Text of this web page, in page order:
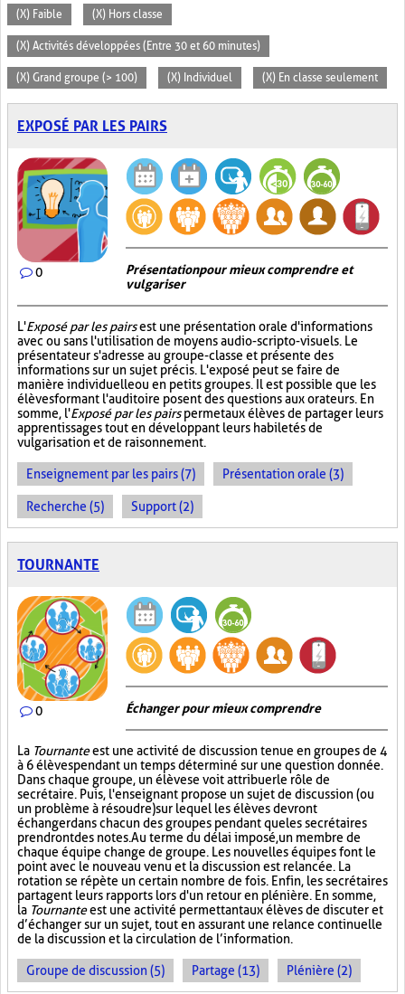
(X) Faible (X) Hors classe
(X) Activités développées (Entre 30 et 60 minutes)
(X) Grand groupe (> 100) (X) Individuel (X) En classe seulement
EXPOSÉ PAR LES PAIRS
0
Présentation pour mieux comprendre et
vulgariser
L'Exposé par les pairsest une présentation orale d'informations
avec ou sans l'utilisation de moyens audio-scripto-visuels. Le
présentateur s'adresse au groupe-classe et présente des
informations sur un sujet précis. L'exposé peut se faire de
manière individuelle ou en petits groupes. Il est possible que les
élèves formant l'auditoire posent des questions aux orateurs. En
somme, l'Exposé par les pairspermet aux élèves de partager leurs
apprentissages tout en développant leurs habiletés de
vulgarisation et de raisonnement.
Enseignement par les pairs (7) Présentation orale (3)
Recherche (5) Support (2)
TOURNANTE
0 Échanger pour mieux comprendre
La Tournanteest une activité de discussion tenue en groupes de 4
à 6 élèves pendant un temps déterminé sur une question donnée.
Dans chaque groupe, un élève se voit attribuer le rôle de
secrétaire. Puis, l'enseignant propose un sujet de discussion (ou
un problème à résoudre) sur lequel les élèves devront
échanger dans chacun des groupes pendant que les secrétaires
prendront des notes. Au terme du délai imposé, un membre de
chaque équipe change de groupe. Les nouvelles équipes font le
point avec le nouveau venu et la discussion est relancée. La
rotation se répète un certain nombre de fois. Enfin, les secrétaires
partagent leurs rapports lors d'un retour en plénière. En somme,
la Tournanteest une activité permettant aux élèves de discuter et
d’échanger sur un sujet, tout en assurant une relance continuelle
de la discussion et la circulation de l’information.
Groupe de discussion (5) Partage (13) Plénière (2)